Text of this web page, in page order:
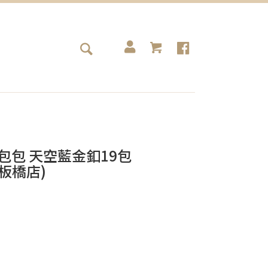
包 天空藍金釦19包
橋店)